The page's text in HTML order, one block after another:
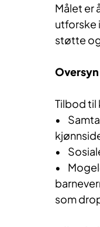
Målet er
utforske
støtte
Tilbod til
•
•
•
som